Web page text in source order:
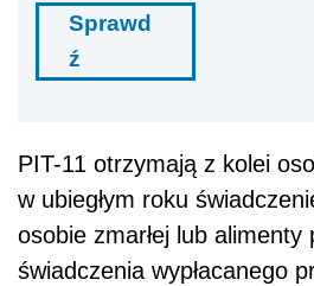
Sprawd
ź
PIT-11 otrzymają z kolei
w ubiegłym roku
osobie zmarłej lub alimenty
świadczenia wypłacanego